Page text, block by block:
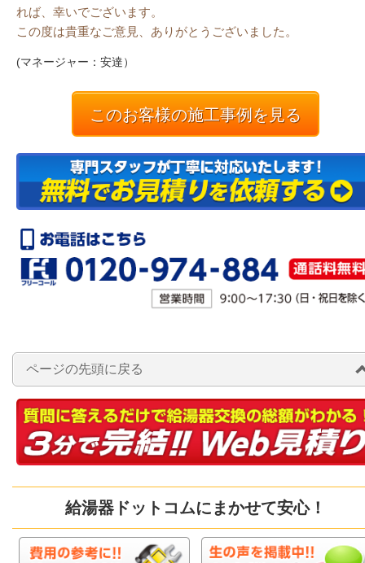
れば、幸いでございます。
この度は貴重なご意見、ありがとうございました。
(マネージャー：安達）
このお客様の施工事例を見る
ページの先頭に戻る
給湯器ドットコムにまかせて安心！